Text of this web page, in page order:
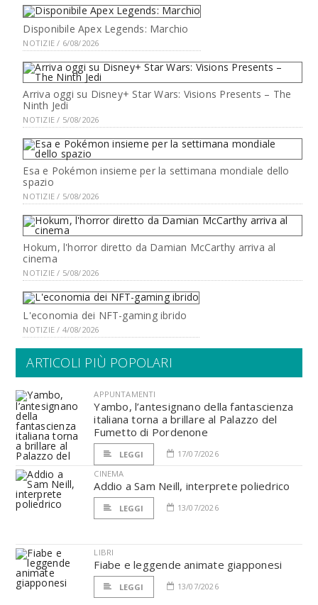
Disponibile Apex Legends: Marchio
NOTIZIE / 6/08/2026
Arriva oggi su Disney+ Star Wars: Visions Presents – The
Ninth Jedi
NOTIZIE / 5/08/2026
Esa e Pokémon insieme per la settimana mondiale dello
spazio
NOTIZIE / 5/08/2026
Hokum, l'horror diretto da Damian McCarthy arriva al
cinema
NOTIZIE / 5/08/2026
L'economia dei NFT-gaming ibrido
NOTIZIE / 4/08/2026
ARTICOLI PIÙ POPOLARI
APPUNTAMENTI
Yambo, l’antesignano della fantascienza
italiana torna a brillare al Palazzo del
Fumetto di Pordenone
LEGGI
17/07/2026
CINEMA
Addio a Sam Neill, interprete poliedrico
LEGGI 13/07/2026
LIBRI
Fiabe e leggende animate giapponesi
LEGGI 13/07/2026